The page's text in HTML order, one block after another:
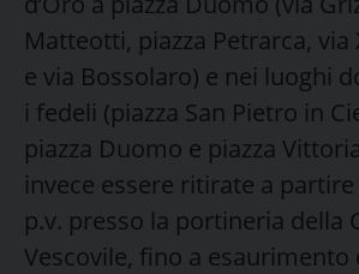
Matteotti, piazza Petrarca, via
e via Bossolaro) e nei luoghi
i fedeli (piazza San Pietro in
piazza Duomo e piazza
invece essere ritirate a
p.v. presso la portineria della
Vescovile, fino a esaurimento